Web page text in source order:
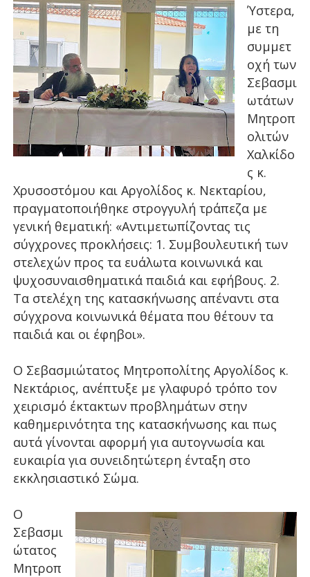
Ύστερα,
με τη
συμμετ
οχή των
Σεβασμι
ωτάτων
Μητροπ
ολιτών
Χαλκίδο
ς κ.
Χρυσοστόμου και Αργολίδος κ. Νεκταρίου,
πραγματοποιήθηκε στρογγυλή τράπεζα με
γενική θεματική: «Αντιμετωπίζοντας τις
σύγχρονες προκλήσεις: 1. Συμβουλευτική των
στελεχών προς τα ευάλωτα κοινωνικά και
ψυχοσυναισθηματικά παιδιά και εφήβους. 2.
Τα στελέχη της κατασκήνωσης απέναντι στα
σύγχρονα κοινωνικά θέματα που θέτουν τα
παιδιά και οι έφηβοι».
Ο Σεβασμιώτατος Μητροπολίτης Αργολίδος κ.
Νεκτάριος, ανέπτυξε με γλαφυρό τρόπο τον
χειρισμό έκτακτων προβλημάτων στην
καθημερινότητα της κατασκήνωσης και πως
αυτά γίνονται αφορμή για αυτογνωσία και
ευκαιρία για συνειδητώτερη ένταξη στο
εκκλησιαστικό Σώμα.
Ο
Σεβασμι
ώτατος
Μητροπ